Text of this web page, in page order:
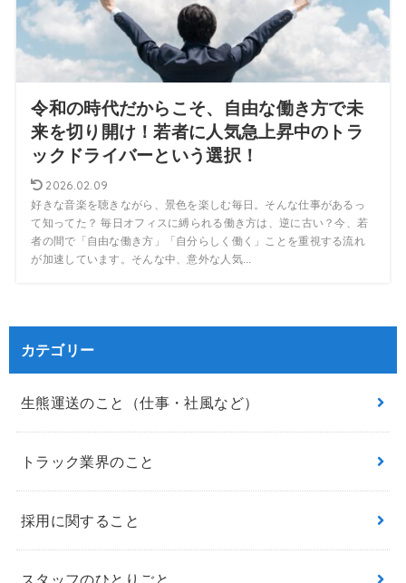
令和の時代だからこそ、自由な働き方で未
来を切り開け！若者に人気急上昇中のトラ
ックドライバーという選択！
2026.02.09
好きな音楽を聴きながら、景色を楽しむ毎日。そんな仕事があるっ
て知ってた？ 毎日オフィスに縛られる働き方は、逆に古い？今、若
者の間で「自由な働き方」「自分らしく働く」ことを重視する流れ
が加速しています。そんな中、意外な人気...
カテゴリー
生熊運送のこと（仕事・社風など）
トラック業界のこと
採用に関すること
スタッフのひとりごと